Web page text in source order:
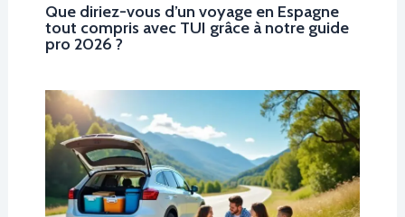
Que diriez-vous d’un voyage en Espagne
tout compris avec TUI grâce à notre guide
pro 2026 ?